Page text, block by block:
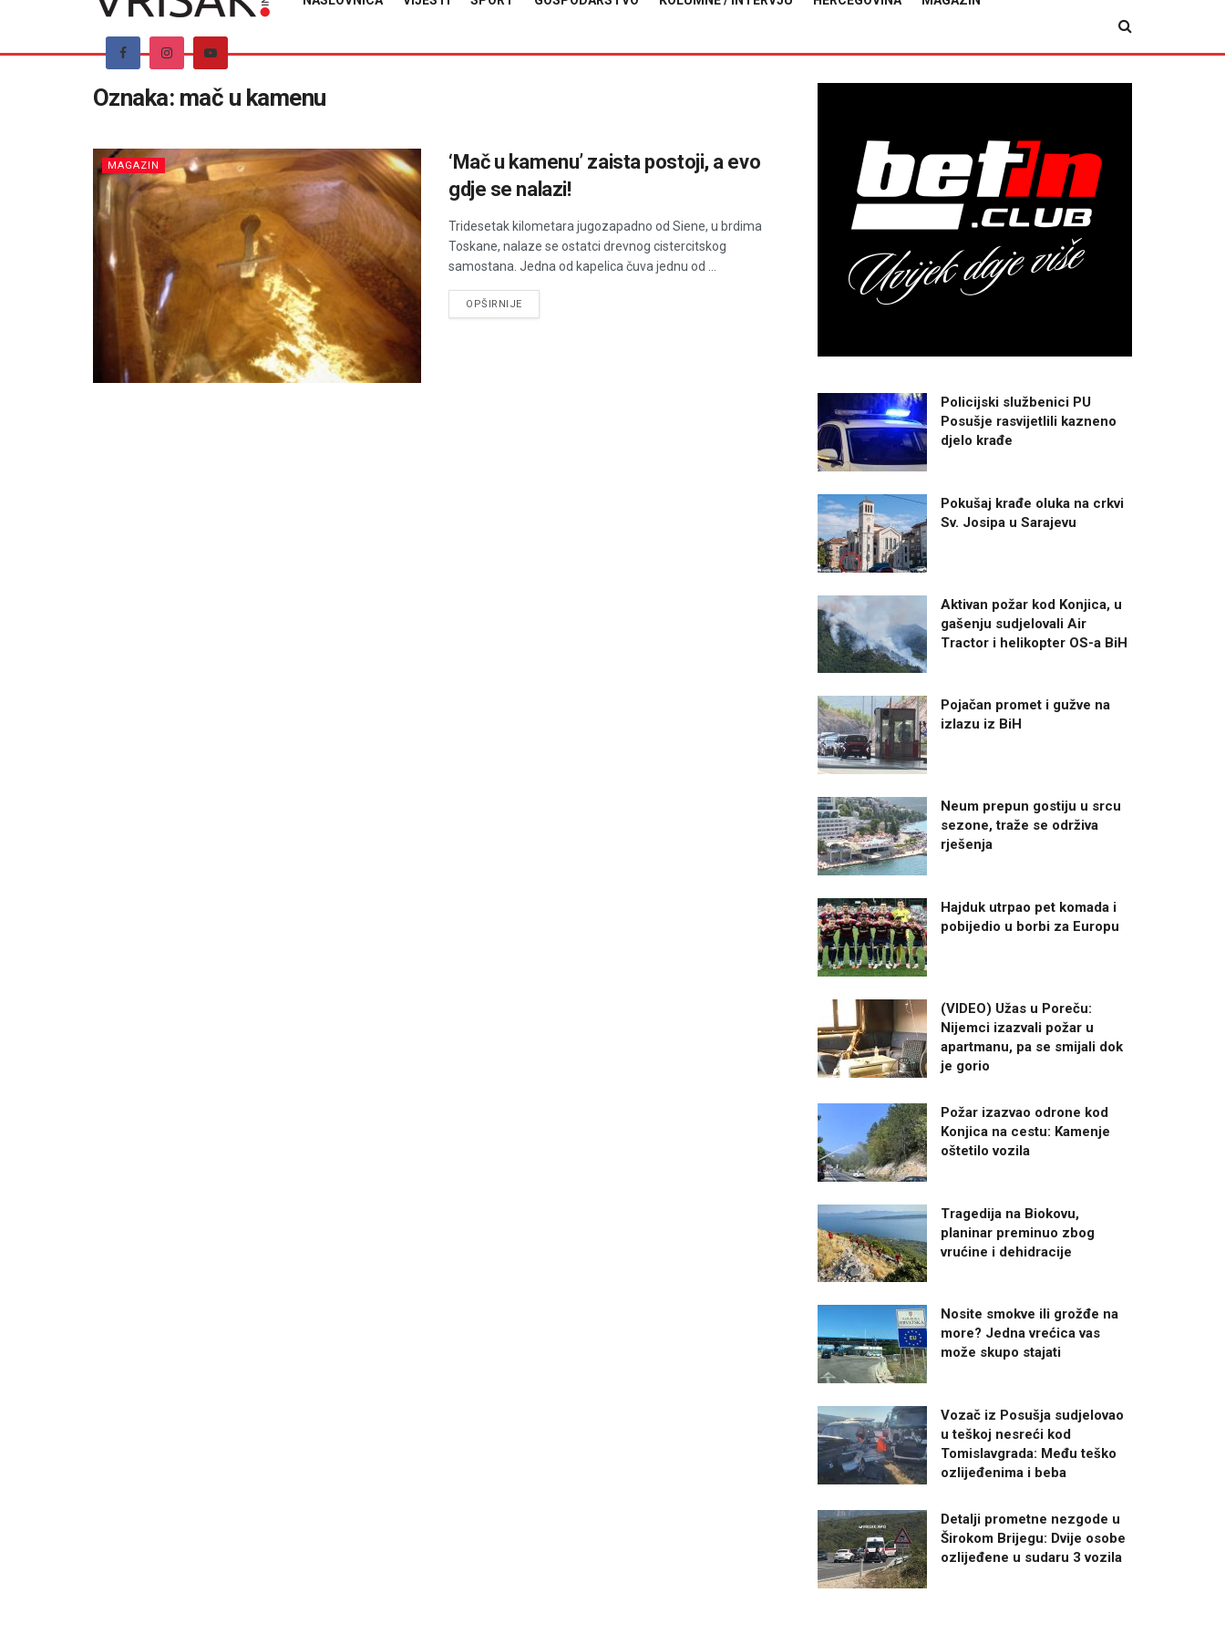
Oznaka: mač u kamenu
MAGAZIN
‘Mač u kamenu’ zaista postoji, a evo
gdje se nalazi!
Tridesetak kilometara jugozapadno od Siene, u brdima
Toskane, nalaze se ostatci drevnog cistercitskog
samostana. Jedna od kapelica čuva jednu od ...
OPŠIRNIJEDETAILS
Policijski službenici PU
Posušje rasvijetlili kazneno
djelo krađe
Pokušaj krađe oluka na crkvi
Sv. Josipa u Sarajevu
Aktivan požar kod Konjica, u
gašenju sudjelovali Air
Tractor i helikopter OS-a BiH
Pojačan promet i gužve na
izlazu iz BiH
Neum prepun gostiju u srcu
sezone, traže se održiva
rješenja
Hajduk utrpao pet komada i
pobijedio u borbi za Europu
(VIDEO) Užas u Poreču:
Nijemci izazvali požar u
apartmanu, pa se smijali dok
je gorio
Požar izazvao odrone kod
Konjica na cestu: Kamenje
oštetilo vozila
Tragedija na Biokovu,
planinar preminuo zbog
vrućine i dehidracije
Nosite smokve ili grožđe na
more? Jedna vrećica vas
može skupo stajati
Vozač iz Posušja sudjelovao
u teškoj nesreći kod
Tomislavgrada: Među teško
ozlijeđenima i beba
Detalji prometne nezgode u
Širokom Brijegu: Dvije osobe
ozlijeđene u sudaru 3 vozila